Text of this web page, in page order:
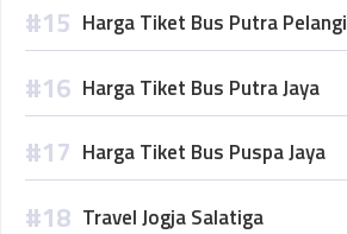
Harga Tiket Bus Putra Pelangi
Harga Tiket Bus Putra Jaya
Harga Tiket Bus Puspa Jaya
Travel Jogja Salatiga